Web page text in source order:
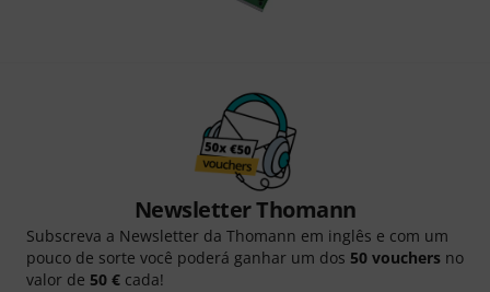
Newsletter Thomann
Subscreva a Newsletter da Thomann em inglês e com um
pouco de sorte você poderá ganhar um dos 50 vouchers no
valor de 50 € cada!